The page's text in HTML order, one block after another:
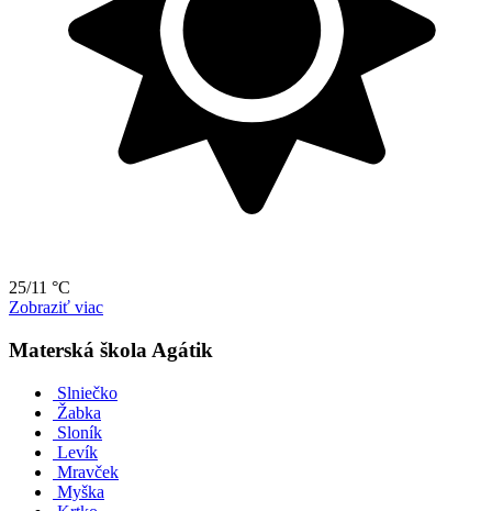
25/11 °C
Zobraziť viac
Materská škola Agátik
Slniečko
Žabka
Sloník
Levík
Mravček
Myška